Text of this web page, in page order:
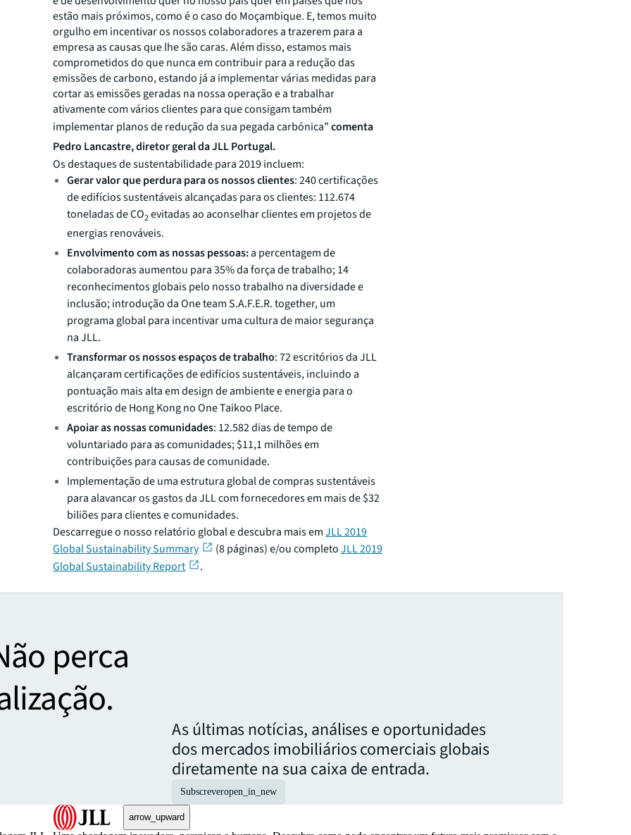
estão mais próximos, como é o caso do Moçambique. E, temos muito
orgulho em incentivar os nossos colaboradores a trazerem para a
empresa as causas que lhe são caras. Além disso, estamos mais
comprometidos do que nunca em contribuir para a redução das
emissões de carbono, estando já a implementar várias medidas para
cortar as emissões geradas na nossa operação e a trabalhar
ativamente com vários clientes para que consigam também
implementar planos de redução da sua pegada carbónica”comenta
Pedro Lancastre, diretor geral da JLL Portugal.
Os destaques de sustentabilidade para 2019 incluem:
Gerar valor que perdura para os nossos clientes: 240 certificações
de edifícios sustentáveis alcançadas para os clientes: 112.674
toneladas de CO2evitadas ao aconselhar clientes em projetos de
energias renováveis.
Envolvimento com as nossas pessoas:a percentagem de
colaboradoras aumentou para 35% da força de trabalho; 14
reconhecimentos globais pelo nosso trabalho na diversidade e
inclusão; introdução da One team S.A.F.E.R. together, um
programa global para incentivar uma cultura de maior segurança
na JLL.
Transformar os nossos espaços de trabalho: 72 escritórios da JLL
alcançaram certificações de edifícios sustentáveis, incluindo a
pontuação mais alta em design de ambiente e energia para o
escritório de Hong Kong no One Taikoo Place.
Apoiar as nossas comunidades: 12.582 dias de tempo de
voluntariado para as comunidades; $11,1 milhões em
contribuições para causas de comunidade.
Implementação de uma estrutura global de compras sustentáveis
para alavancar os gastos da JLL com fornecedores em mais de $32
biliões para clientes e comunidades.
Descarregue o nosso relatório global e descubra mais emJLL 2019
Global Sustainability Summary
(8 páginas) e/ou completoJLL 2019
Global Sustainability Report
.
perca
As últimas notícias, análises e oportunidades
dos mercados imobiliários comerciais globais
diretamente na sua caixa de entrada.
Subscreveropen_in_new
arrow_upward